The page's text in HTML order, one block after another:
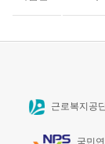
근로복지공
국민